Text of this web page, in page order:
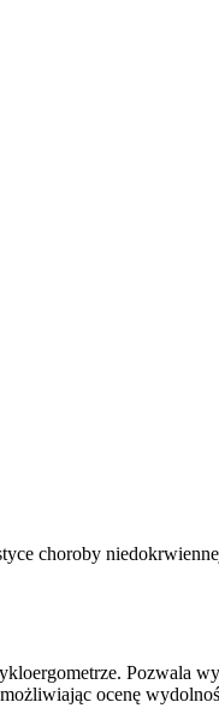
choroby
Pozwala
ocenę